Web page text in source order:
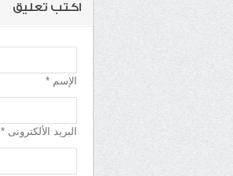
اكتب تعليق
الإسم *
البريد الألكترونى *